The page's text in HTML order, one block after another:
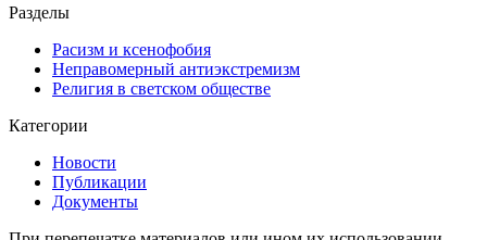
Разделы
Расизм и ксенофобия
Неправомерный антиэкстремизм
Религия в светском обществе
Категории
Новости
Публикации
Документы